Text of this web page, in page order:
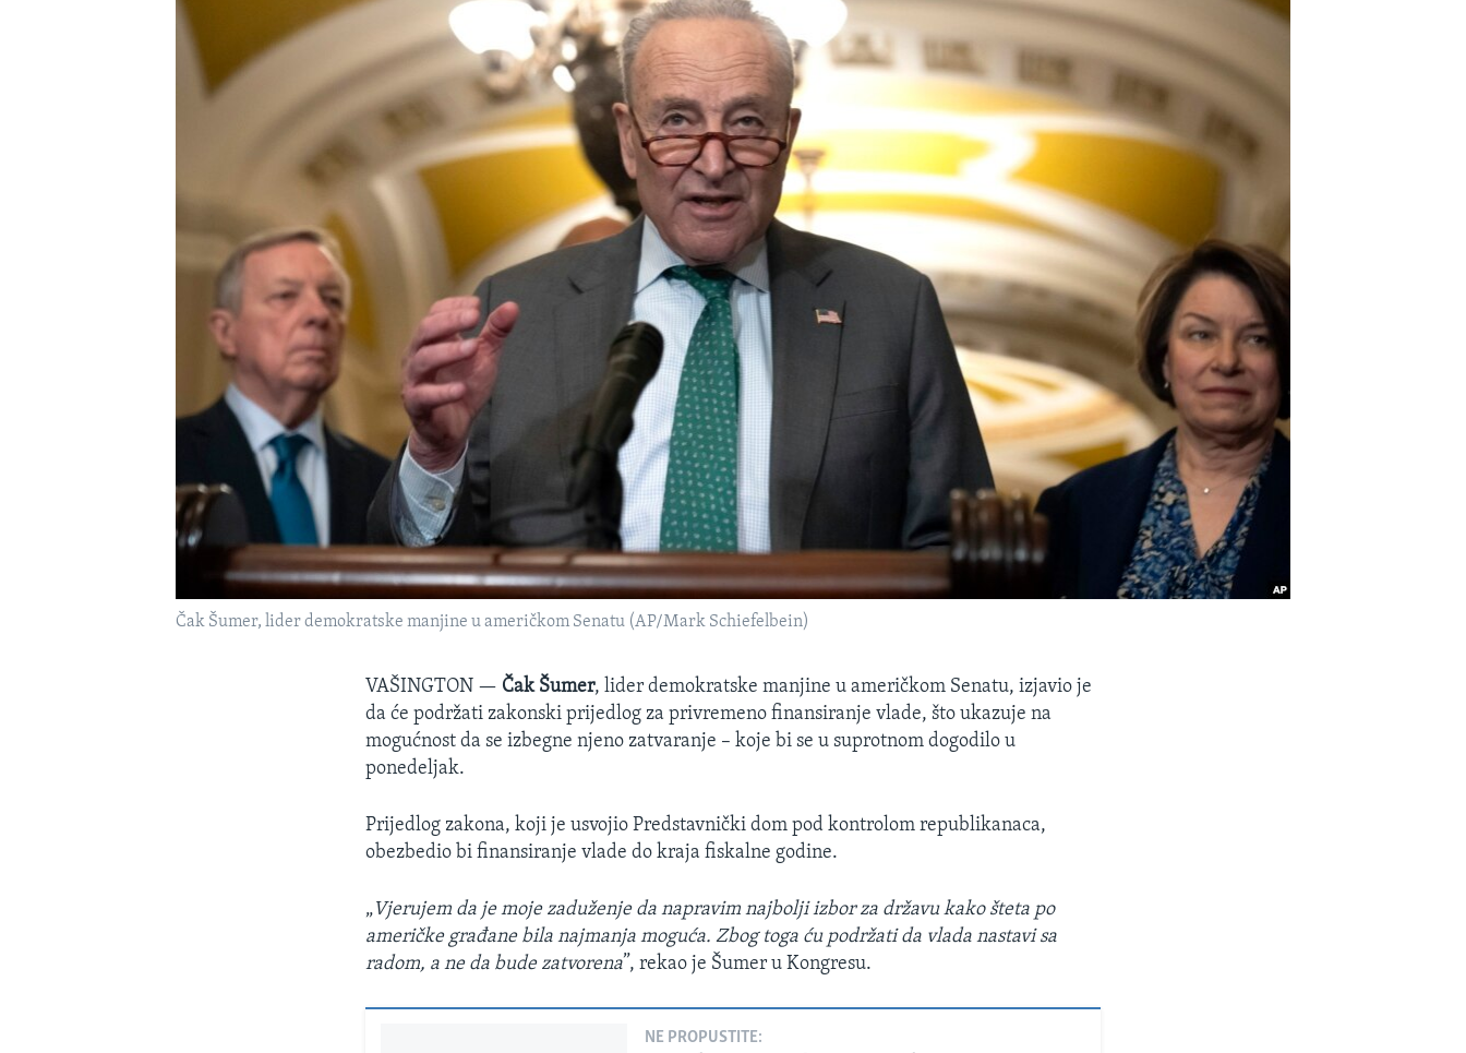
Čak Šumer, lider demokratske manjine u američkom Senatu (AP/Mark Schiefelbein)
VAŠINGTON — Čak Šumer, lider demokratske manjine u američkom Senatu, izjavio je
da će podržati zakonski prijedlog za privremeno finansiranje vlade, što ukazuje na
mogućnost da se izbegne njeno zatvaranje – koje bi se u suprotnom dogodilo u
ponedeljak.
Prijedlog zakona, koji je usvojio Predstavnički dom pod kontrolom republikanaca,
obezbedio bi finansiranje vlade do kraja fiskalne godine.
„Vjerujem da je moje zaduženje da napravim najbolji izbor za državu kako šteta po
američke građane bila najmanja moguća. Zbog toga ću podržati da vlada nastavi sa
radom, a ne da bude zatvorena”, rekao je Šumer u Kongresu.
NE PROPUSTITE: